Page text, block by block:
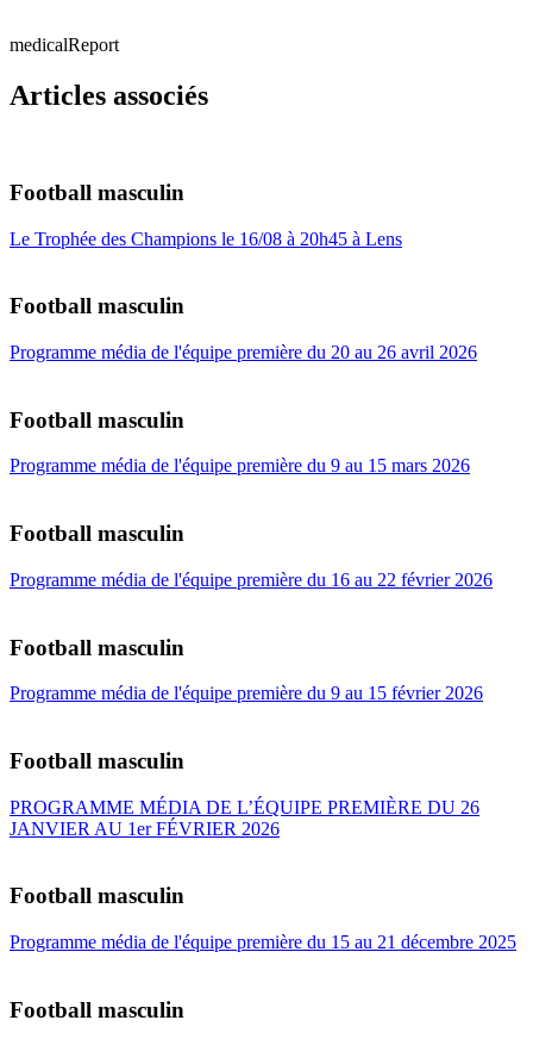
medicalReport
Articles associés
Football masculin
Le Trophée des Champions le 16/08 à 20h45 à Lens
Football masculin
Programme média de l'équipe première du 20 au 26 avril 2026
Football masculin
Programme média de l'équipe première du 9 au 15 mars 2026
Football masculin
Programme média de l'équipe première du 16 au 22 février 2026
Football masculin
Programme média de l'équipe première du 9 au 15 février 2026
Football masculin
PROGRAMME MÉDIA DE L’ÉQUIPE PREMIÈRE DU 26
JANVIER AU 1er FÉVRIER 2026
Football masculin
Programme média de l'équipe première du 15 au 21 décembre 2025
Football masculin